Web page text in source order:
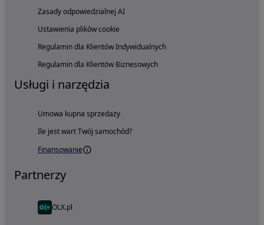
Zasady odpowiedzialnej AI
Ustawienia plików cookie
Regulamin dla Klientów Indywidualnych
Regulamin dla Klientów Biznesowych
Usługi i narzędzia
Umowa kupna sprzedaży
Ile jest wart Twój samochód?
Finansowanie
Partnerzy
OLX.pl